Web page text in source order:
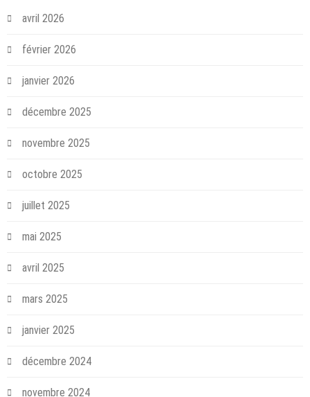
avril 2026
février 2026
janvier 2026
décembre 2025
novembre 2025
octobre 2025
juillet 2025
mai 2025
avril 2025
mars 2025
janvier 2025
décembre 2024
novembre 2024